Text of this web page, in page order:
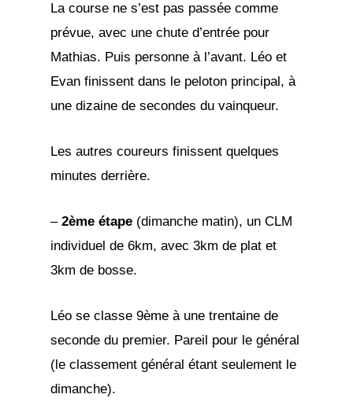
La course ne s’est pas passée comme
prévue, avec une chute d’entrée pour
Mathias. Puis personne à l’avant. Léo et
Evan finissent dans le peloton principal, à
une dizaine de secondes du vainqueur.
Les autres coureurs finissent quelques
minutes derrière.
– 2ème étape (dimanche matin), un CLM
individuel de 6km, avec 3km de plat et
3km de bosse.
Léo se classe 9ème à une trentaine de
seconde du premier. Pareil pour le général
(le classement général étant seulement le
dimanche).